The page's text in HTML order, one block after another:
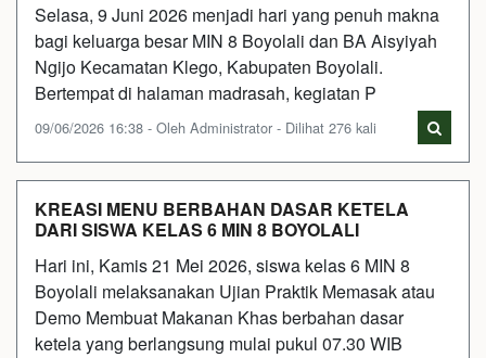
Selasa, 9 Juni 2026 menjadi hari yang penuh makna
bagi keluarga besar MIN 8 Boyolali dan BA Aisyiyah
Ngijo Kecamatan Klego, Kabupaten Boyolali.
Bertempat di halaman madrasah, kegiatan P
09/06/2026 16:38 - Oleh Administrator - Dilihat 276 kali
KREASI MENU BERBAHAN DASAR KETELA
DARI SISWA KELAS 6 MIN 8 BOYOLALI
Hari ini, Kamis 21 Mei 2026, siswa kelas 6 MIN 8
Boyolali melaksanakan Ujian Praktik Memasak atau
Demo Membuat Makanan Khas berbahan dasar
ketela yang berlangsung mulai pukul 07.30 WIB